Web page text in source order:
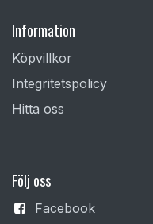
Information
Köpvillkor
Integritetspolicy
Hitta oss
Följ oss
Facebook